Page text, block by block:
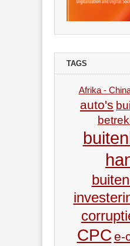
TAGS
Afrika -
auto's
CPC e-